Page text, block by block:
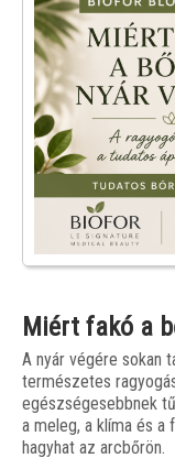
Miért fakó a
A nyár végére sokan
természetes
egészségesebbnek
a meleg, a klíma és
hagyhat az arcbőrön.